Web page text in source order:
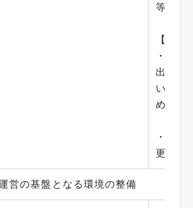
等を定
【今
・研
出席す
いて周
める。
・研
更なる
営の基盤となる環境の整備